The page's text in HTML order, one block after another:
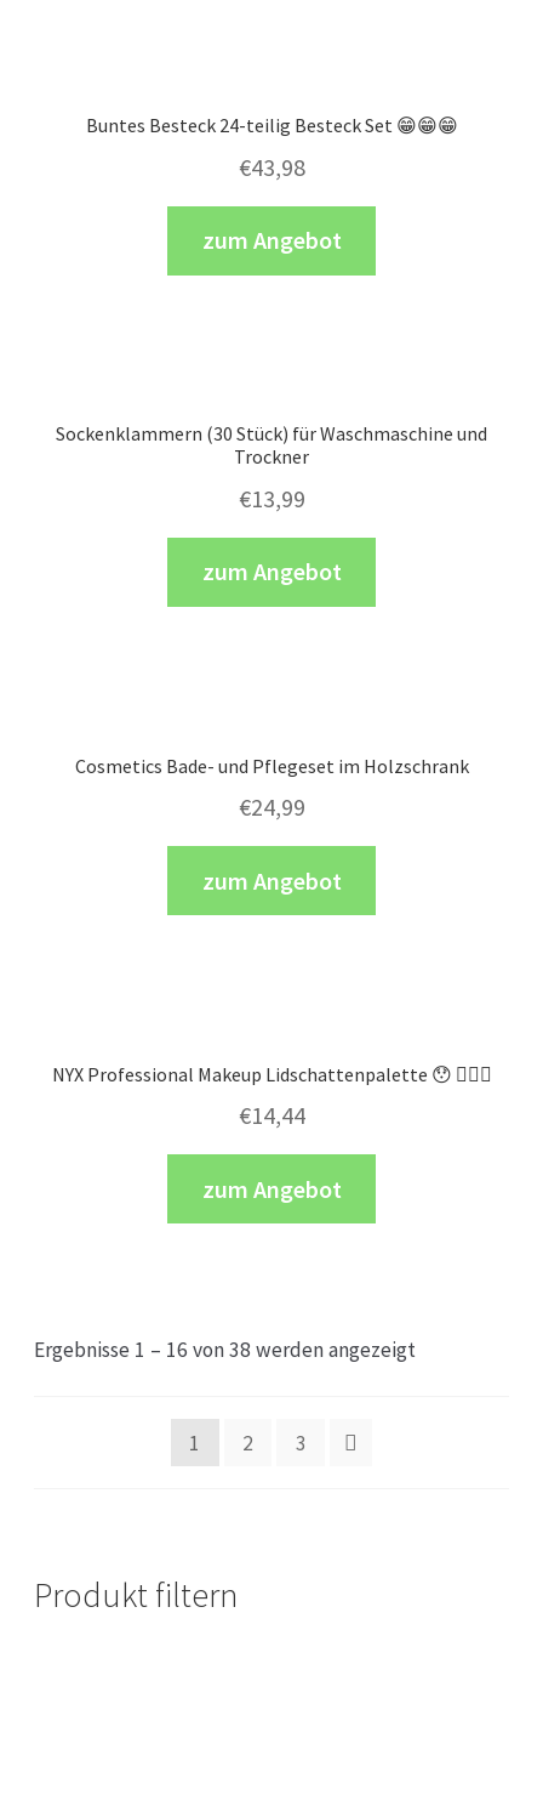
Buntes Besteck 24-teilig Besteck Set 😁😁😁
€43,98
zum Angebot
Sockenklammern (30 Stück) für Waschmaschine und
Trockner
€13,99
zum Angebot
Cosmetics Bade- und Pflegeset im Holzschrank
€24,99
zum Angebot
NYX Professional Makeup Lidschattenpalette 😯 👱🏻‍♀️
€14,44
zum Angebot
Ergebnisse 1 – 16 von 38 werden angezeigt
1 2 3
Produkt filtern